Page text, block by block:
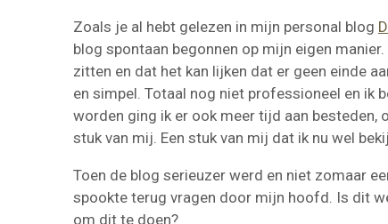
Zoals je al hebt gelezen in mijn personal blog
blog spontaan begonnen op mijn eigen
zitten en dat het kan lijken dat er geen einde
en simpel. Totaal nog niet professioneel en ik
worden ging ik er ook meer tijd aan besteden,
stuk van mij. Een stuk van mij dat ik nu wel
Toen de blog serieuzer werd en niet zomaar
spookte terug vragen door mijn hoofd. Is dit
om dit te doen?